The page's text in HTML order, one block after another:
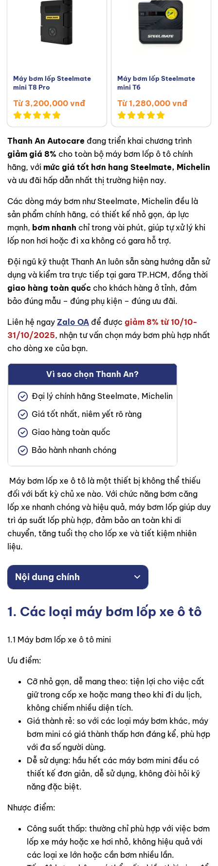
Máy bơm lốp Steelmate
mini T8 Pro
Từ 3,200,000 vnđ
Máy bơm lốp Steelmate
mini T6
Từ 1,280,000 vnđ
Thanh An Autocare đang triển khai chương trình
giảm giá 8% cho toàn bộ máy bơm lốp ô tô chính
hãng, với mức giá tốt hơn hang Steelmate, Michelin
và ưu đãi hấp dẫn nhất thị trường hiện nay.
Các dòng máy bơm như Steelmate, Michelin đều là
sản phẩm chính hãng, có thiết kế nhỏ gọn, áp lực
mạnh, bơm nhanh chỉ trong vài phút, giúp tự xử lý khi
lốp non hơi hoặc đi xa không có gara hỗ trợ.
Đội ngũ kỹ thuật Thanh An luôn sẵn sàng hướng dẫn sử
dụng và kiểm tra trực tiếp tại gara TP.HCM, đồng thời
giao hàng toàn quốc cho khách hàng ở tỉnh, đảm
bảo đúng mẫu – đúng phụ kiện – đúng ưu đãi.
Liên hệ ngay Zalo OA để được giảm 8% từ 10/10-
31/10/2025, nhận tư vấn chọn máy bơm phù hợp nhất
cho dòng xe của bạn.
Vì sao chọn Thanh An?
Đại lý chính hãng Steelmate, Michelin
Giá tốt nhất, niêm yết rõ ràng
Giao hàng toàn quốc
Bảo hành nhanh chóng
Máy bơm lốp xe ô tô là một thiết bị không thể thiếu
đối với bất kỳ chủ xe nào. Với chức năng bơm căng
lốp xe nhanh chóng và hiệu quả, máy bơm lốp giúp duy
trì áp suất lốp phù hợp, đảm bảo an toàn khi di
chuyển, tăng tuổi thọ cho lốp xe và tiết kiệm nhiên
liệu.
Nội dung chính
1. Các loại máy bơm lốp xe ô tô
1.1 Máy bơm lốp xe ô tô mini
Ưu điểm:
Cỡ nhỏ gọn, dễ mang theo: tiện lợi cho việc cất
giữ trong cốp xe hoặc mang theo khi đi du lịch,
không chiếm nhiều diện tích.
Giá thành rẻ: so với các loại máy bơm khác, máy
bơm mini có giá thành thấp hơn đáng kể, phù hợp
với đa số người dùng.
Dễ sử dụng: hầu hết các máy bơm mini đều có
thiết kế đơn giản, dễ sử dụng, không đòi hỏi kỹ
năng đặc biệt.
Nhược điểm:
Công suất thấp: thường chỉ phù hợp với việc bơm
lốp xe máy hoặc xe hơi nhỏ, không hiệu quả với
các loại xe lớn hoặc cần bơm nhiều lần.